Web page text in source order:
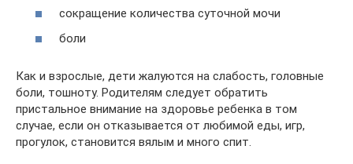
сокращение количества суточной мочи
боли
Как и взрослые, дети жалуются на слабость, головные
боли, тошноту. Родителям следует обратить
пристальное внимание на здоровье ребенка в том
случае, если он отказывается от любимой еды, игр,
прогулок, становится вялым и много спит.